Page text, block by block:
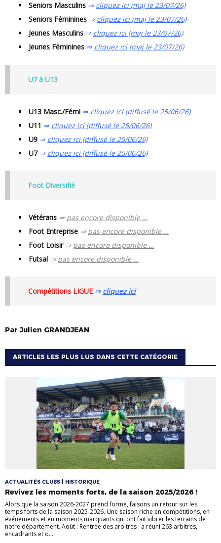
Seniors Masculins ⇒ cliquez ici (maj le 23/07/26)
Seniors Féminines ⇒ cliquez ici (maj le 23/07/26)
Jeunes Masculins ⇒ cliquez ici (maj le 23/07/26)
Jeunes Féminines ⇒ cliquez ici (maj le 23/07/26)
U7 à U13
U13 Masc./Fémi ⇒ cliquez ici (diffusé le 25/06/26)
U11 ⇒ cliquez ici (diffusé le 25/06/26)
U9 ⇒ cliquez ici (diffusé le 25/06/26)
U7 ⇒ cliquez ici (diffusé le 25/06/26)
Foot Diversifié
Vétérans ⇒ pas encore disponible …
Foot Entreprise ⇒ pas encore disponible …
Foot Loisir ⇒ pas encore disponible …
Futsal ⇒ pas encore disponible …
Compétitions LIGUE ⇒ cliquez ici
ParJulien GRANDJEAN
ARTICLES LES PLUS LUS DANS CETTE CATÉGORIE
ACTUALITÉS CLUBS | HISTORIQUE
Revivez les moments forts, de la saison 2025/2026 !
Alors que la saison 2026-2027 prend forme, faisons un retour sur les
temps forts de la saison 2025-2026. Une saison riche en compétitions, en
événements et en moments marquants qui ont fait vibrer les terrains de
notre département. Août : Rentrée des arbitres : a réuni 263 arbitres,
encadrants et o...